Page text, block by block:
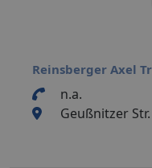
Reinsberger Axel
n.a.
Geußnitzer